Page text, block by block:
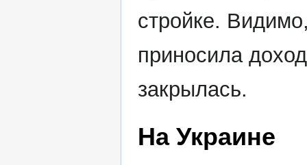
стройке.
приносила
закрылась.
На Украине